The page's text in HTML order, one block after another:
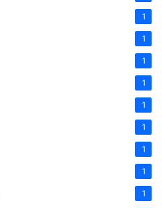
1
1
1
1
1
1
1
1
1